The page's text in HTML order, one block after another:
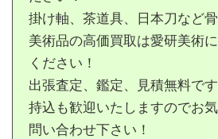
掛け軸、茶道具、日本刀など
美術品の高価買取は愛研美術
ください！
出張査定、鑑定、見積無料で
持込も歓迎いたしますのでお
問い合わせ下さい！